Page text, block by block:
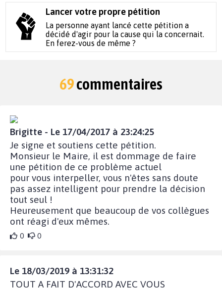
Lancer votre propre pétition
La personne ayant lancé cette pétition a
décidé d'agir pour la cause qui la concernait.
En ferez-vous de même ?
69commentaires
Brigitte - Le 17/04/2017 à 23:24:25
Je signe et soutiens cette pétition.
Monsieur le Maire, il est dommage de faire
une pétition de ce problème actuel
pour vous interpeller, vous n'êtes sans doute
pas assez intelligent pour prendre la décision
tout seul !
Heureusement que beaucoup de vos collègues
ont réagi d'eux mêmes.
0 0
Le 18/03/2019 à 13:31:32
TOUT A FAIT D'ACCORD AVEC VOUS